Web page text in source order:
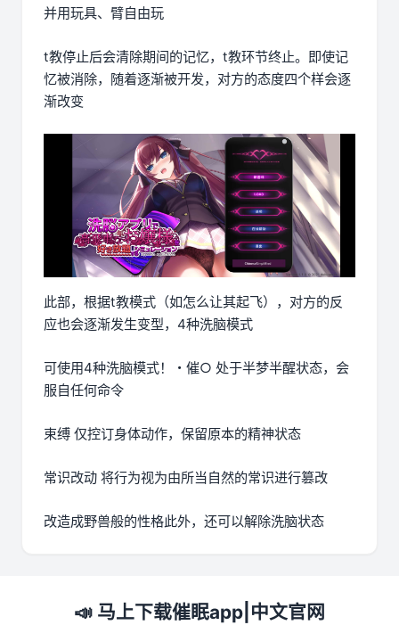
并用玩具、臂自由玩
t教停止后会清除期间的记忆，t教环节终止。即使记
忆被消除，随着逐渐被开发，对方的态度四个样会逐
渐改变
此部，根据t教模式（如怎么让其起飞），对方的反
应也会逐渐发生变型，4种洗脑模式
可使用4种洗脑模式！・催○ 处于半梦半醒状态，会
服自任何命令
束缚 仅控订身体动作，保留原本的精神状态
常识改动 将行为视为由所当自然的常识进行篡改
改造成野兽般的性格此外，还可以解除洗脑状态
📣 马上下载催眠app|中文官网